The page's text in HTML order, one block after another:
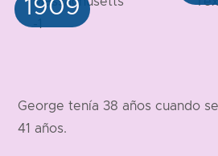
George tenía 38 años cuando
41 años.